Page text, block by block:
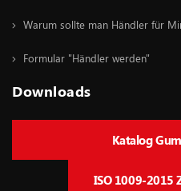
Warum sollte man Händler für
Formular "Händler werden"
Downloads
Katalog
ISO 1009-2015